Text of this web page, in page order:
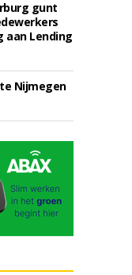
gunt
aan Lending
Nijmegen